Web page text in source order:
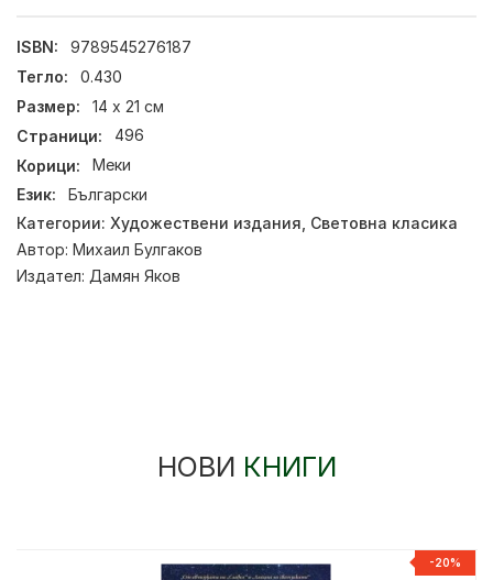
ISBN:
9789545276187
Тегло:
0.430
Размер:
14 x 21 см
Страници:
496
Корици:
Меки
Език:
Български
Категории: Художествени издания Световна класика
Автор: Михаил Булгаков
Издател: Дамян Яков
НОВИ КНИГИ
-20%